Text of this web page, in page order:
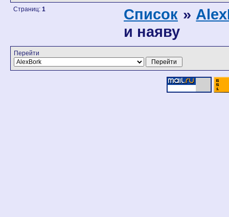
Страниц: 1 Список »
и наяву
Перейти